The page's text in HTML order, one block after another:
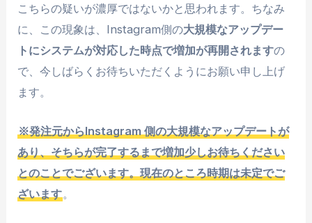
こちらの疑いが濃厚ではないかと思われます。ちなみ
に、この現象は、Instagram側の大規模なアップデー
トにシステムが対応した時点で増加が再開されますの
で、今しばらくお待ちいただくようにお願い申し上げ
ます。
※発注元からInstagram 側の大規模なアップデートが
あり、そちらが完了するまで増加少しお待ちください
とのことでございます。現在のところ時期は未定でご
ざいます。